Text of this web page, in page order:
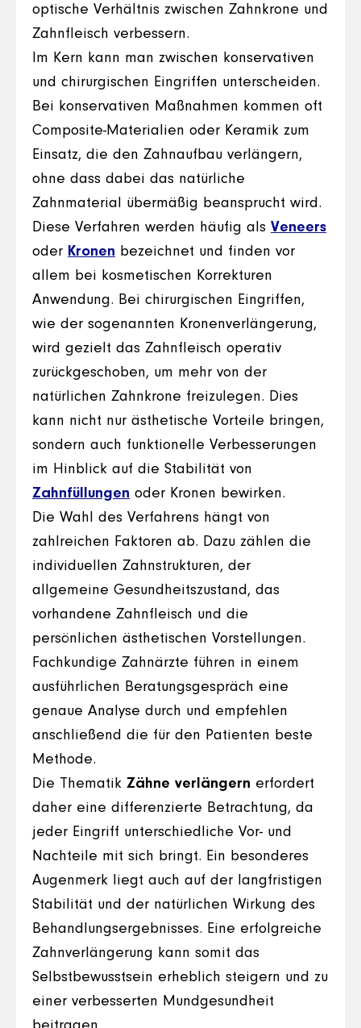
optische Verhältnis zwischen Zahnkrone und
Zahnfleisch verbessern.
Im Kern kann man zwischen konservativen
und chirurgischen Eingriffen unterscheiden.
Bei konservativen Maßnahmen kommen oft
Composite-Materialien oder Keramik zum
Einsatz, die den Zahnaufbau verlängern,
ohne dass dabei das natürliche
Zahnmaterial übermäßig beansprucht wird.
Diese Verfahren werden häufig als Veneers
oder Kronen bezeichnet und finden vor
allem bei kosmetischen Korrekturen
Anwendung. Bei chirurgischen Eingriffen,
wie der sogenannten Kronenverlängerung,
wird gezielt das Zahnfleisch operativ
zurückgeschoben, um mehr von der
natürlichen Zahnkrone freizulegen. Dies
kann nicht nur ästhetische Vorteile bringen,
sondern auch funktionelle Verbesserungen
im Hinblick auf die Stabilität von
Zahnfüllungen oder Kronen bewirken.
Die Wahl des Verfahrens hängt von
zahlreichen Faktoren ab. Dazu zählen die
individuellen Zahnstrukturen, der
allgemeine Gesundheitszustand, das
vorhandene Zahnfleisch und die
persönlichen ästhetischen Vorstellungen.
Fachkundige Zahnärzte führen in einem
ausführlichen Beratungsgespräch eine
genaue Analyse durch und empfehlen
anschließend die für den Patienten beste
Methode.
Die Thematik Zähne verlängern erfordert
daher eine differenzierte Betrachtung, da
jeder Eingriff unterschiedliche Vor- und
Nachteile mit sich bringt. Ein besonderes
Augenmerk liegt auch auf der langfristigen
Stabilität und der natürlichen Wirkung des
Behandlungsergebnisses. Eine erfolgreiche
Zahnverlängerung kann somit das
Selbstbewusstsein erheblich steigern und zu
einer verbesserten Mundgesundheit